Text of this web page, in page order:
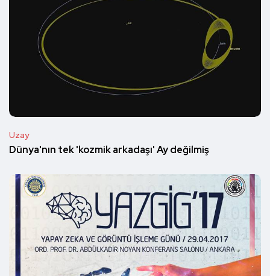
Uzay
Dünya'nın tek 'kozmik arkadaşı' Ay değilmiş